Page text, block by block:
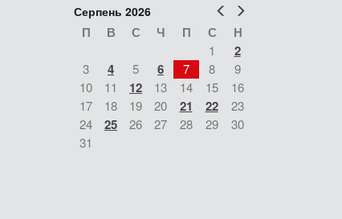
Попер
Серпень 2026
П В С Ч П С Н
1 2
3 4 5 6 7 8
9
10
11 12 13 14 15
16
17
18 19 20 21 22
23
24
25 26 27 28 29
30
31